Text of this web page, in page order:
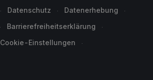
Datenschutz
Datenerhebung
Barrierefreiheitserklärung
Cookie-Einstellungen